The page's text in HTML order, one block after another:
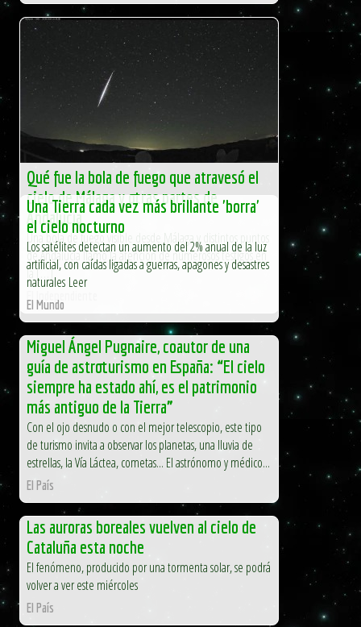
Qué fue la bola de fuego que atravesó el
cielo de Málaga y otras partes de
Andalucía
Una bola de fuego visible desde Málaga y distintos puntos
de Andalucía llamó la atención de numerosos testigos en
la […]
Una Tierra cada vez más brillante 'borra'
el cielo nocturno
Los satélites detectan un aumento del 2% anual de la luz
artificial, con caídas ligadas a guerras, apagones y desastres
naturales Leer
El Mundo
Miguel Ángel Pugnaire, coautor de una
guía de astroturismo en España: “El cielo
siempre ha estado ahí, es el patrimonio
más antiguo de la Tierra”
Con el ojo desnudo o con el mejor telescopio, este tipo
de turismo invita a observar los planetas, una lluvia de
estrellas, la Vía Láctea, cometas... El astrónomo y médico...
El País
Las auroras boreales vuelven al cielo de
Cataluña esta noche
El fenómeno, producido por una tormenta solar, se podrá
volver a ver este miércoles
El País